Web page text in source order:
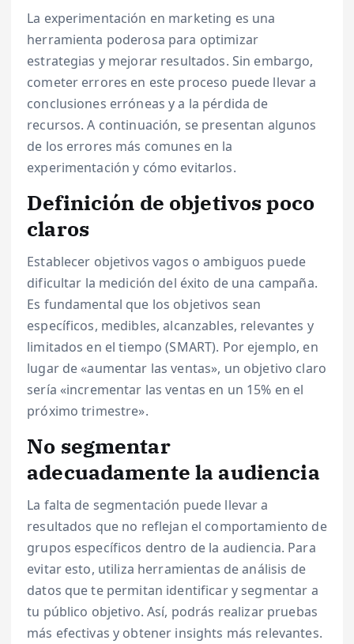
La experimentación en marketing es una
herramienta poderosa para optimizar
estrategias y mejorar resultados. Sin embargo,
cometer errores en este proceso puede llevar a
conclusiones erróneas y a la pérdida de
recursos. A continuación, se presentan algunos
de los errores más comunes en la
experimentación y cómo evitarlos.
Definición de objetivos poco
claros
Establecer objetivos vagos o ambiguos puede
dificultar la medición del éxito de una campaña.
Es fundamental que los objetivos sean
específicos, medibles, alcanzables, relevantes y
limitados en el tiempo (SMART). Por ejemplo, en
lugar de «aumentar las ventas», un objetivo claro
sería «incrementar las ventas en un 15% en el
próximo trimestre».
No segmentar
adecuadamente la audiencia
La falta de segmentación puede llevar a
resultados que no reflejan el comportamiento de
grupos específicos dentro de la audiencia. Para
evitar esto, utiliza herramientas de análisis de
datos que te permitan identificar y segmentar a
tu público objetivo. Así, podrás realizar pruebas
más efectivas y obtener insights más relevantes.